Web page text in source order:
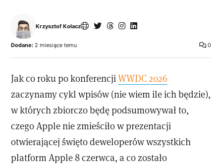
Krzysztof Kołacz
0
Dodane: 2 miesiące temu
Jak co roku po konferencjiWWDC 2026
zaczynamy cykl wpisów (nie wiem ile ich będzie),
w których zbiorczo będę podsumowywał to,
czego Apple nie zmieściło w prezentacji
otwierającej święto deweloperów wszystkich
platform Apple 8 czerwca, a co zostało